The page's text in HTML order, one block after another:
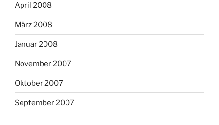
April 2008
März 2008
Januar 2008
November 2007
Oktober 2007
September 2007